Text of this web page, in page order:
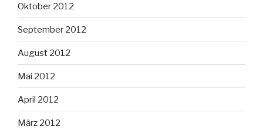
Oktober 2012
September 2012
August 2012
Mai 2012
April 2012
März 2012